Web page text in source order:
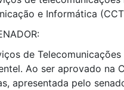
e Informática
de
Ao ser aprovado na
apresentada pelo